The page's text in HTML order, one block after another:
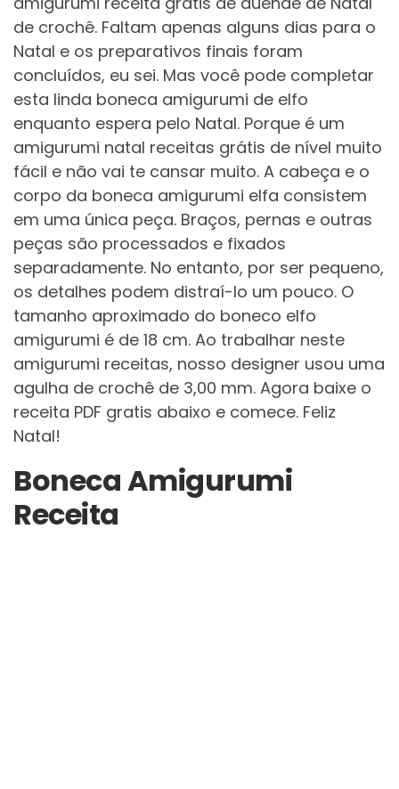
de crochê. Faltam apenas alguns dias para o
Natal e os preparativos finais foram
concluídos, eu sei. Mas você pode completar
esta linda boneca amigurumi de elfo
enquanto espera pelo Natal. Porque é um
amigurumi natal receitas grátis de nível muito
fácil e não vai te cansar muito. A cabeça e o
corpo da boneca amigurumi elfa consistem
em uma única peça. Braços, pernas e outras
peças são processados e fixados
separadamente. No entanto, por ser pequeno,
os detalhes podem distraí-lo um pouco. O
tamanho aproximado do boneco elfo
amigurumi é de 18 cm. Ao trabalhar neste
amigurumi receitas, nosso designer usou uma
agulha de crochê de 3,00 mm. Agora baixe o
receita PDF gratis abaixo e comece. Feliz
Natal!
Boneca Amigurumi
Receita